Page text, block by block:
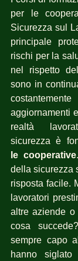
per le
Sicurezza sul
principale
rischi per la
nel rispetto
sono in
aggiornamenti
realtà
le cooperative
della sicurezza
risposta facile.
lavoratori
altre aziende
cosa
sempre capo
hanno